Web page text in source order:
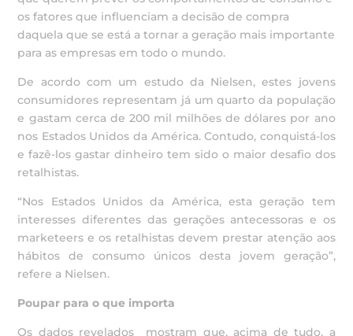
os fatores que influenciam a decisão de compra
daquela que se está a tornar a geração mais importante
para as empresas em todo o mundo.
De acordo com um estudo da Nielsen, estes jovens
consumidores representam já um quarto da população
e gastam cerca de 200 mil milhões de dólares por ano
nos Estados Unidos da América. Contudo, conquistá-los
e fazê-los gastar dinheiro tem sido o maior desafio dos
retalhistas.
“Nos Estados Unidos da América, esta geração tem
interesses diferentes das gerações antecessoras e os
marketeers e os retalhistas devem prestar atenção aos
hábitos de consumo únicos desta jovem geração”,
refere a Nielsen.
Poupar para o que importa
Os dados revelados mostram que, acima de tudo, a